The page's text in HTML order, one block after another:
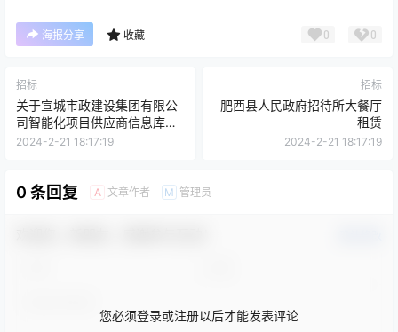
海报分享 收藏 0 0
招标
关于宣城市政建设集团有限公
司智能化项目供应商信息库征
集的公告
2024-2-21 18:17:19
招标
肥西县人民政府招待所大餐厅
租赁
2024-2-21 18:17:19
0 条回复 A 文章作者 M 管理员
您必须登录或注册以后才能发表评论